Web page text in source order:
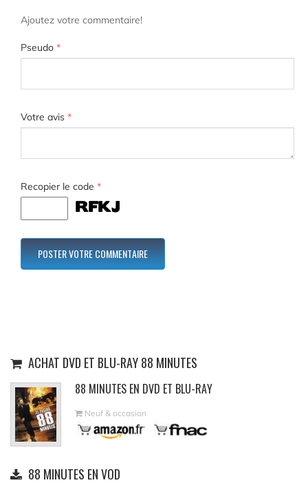
Ajoutez votre commentaire!
Pseudo *
Votre avis *
Recopier le code *
ACHAT DVD ET BLU-RAY 88 MINUTES
88 MINUTES EN DVD ET BLU-RAY
Neuf & occasion
88 MINUTES EN VOD